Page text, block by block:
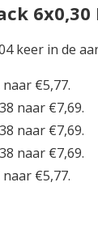
keer in de
€5,77.
naar €7,69.
naar €7,69.
naar €7,69.
€5,77.